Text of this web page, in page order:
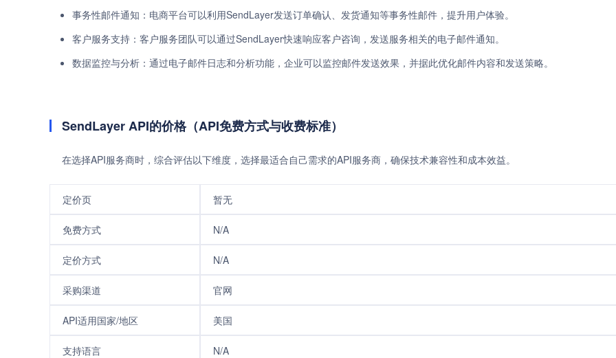
事务性邮件通知：电商平台可以利用SendLayer发送订单确认、发货通知等事务性邮件，提升用户体验。
客户服务支持：客户服务团队可以通过SendLayer快速响应客户咨询，发送服务相关的电子邮件通知。
数据监控与分析：通过电子邮件日志和分析功能，企业可以监控邮件发送效果，并据此优化邮件内容和发送策略。
SendLayer API的价格（API免费方式与收费标准）
在选择API服务商时，综合评估以下维度，选择最适合自己需求的API服务商，确保技术兼容性和成本效益。
定价页 暂无
免费方式 N/A
定价方式 N/A
采购渠道 官网
API适用国家/地区 美国
支持语言 N/A